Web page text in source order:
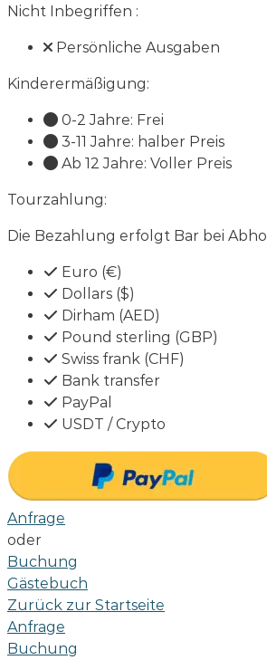
Nicht Inbegriffen :
Persönliche Ausgaben
Kinderermäßigung:
0-2 Jahre: Frei
3-11 Jahre: halber Preis
Ab 12 Jahre: Voller Preis
Tourzahlung:
Die Bezahlung erfolgt Bar bei
Euro (€)
Dollars ($)
Dirham (AED)
Pound sterling (GBP)
Swiss frank (CHF)
Bank transfer
PayPal
USDT / Crypto
Anfrage
oder
Buchung
Gästebuch
Zurück zur Startseite
Anfrage
Buchung